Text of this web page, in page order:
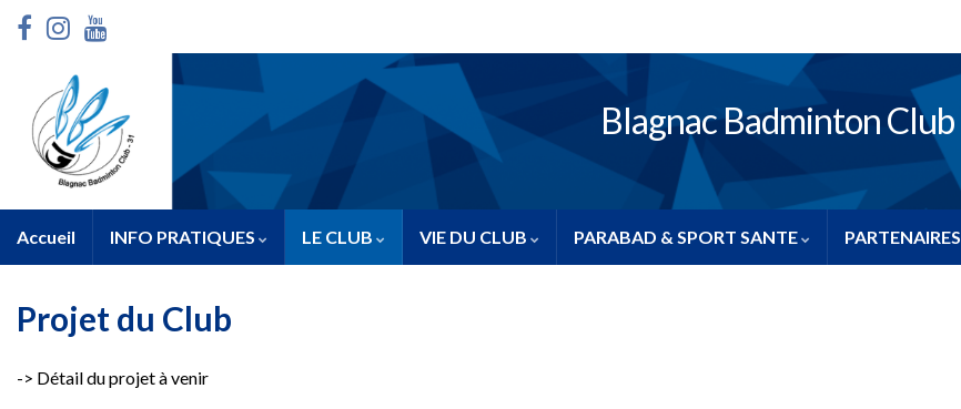
Blagnac Badminton Club
Accueil INFO PRATIQUES LE CLUB VIE DU CLUB PARABAD & SPORT SANTE PARTENAIRES
Projet du Club
-> Détail du projet à venir